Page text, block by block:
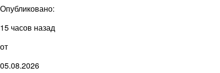
Опубликовано:
15 часов назад
от
05.08.2026